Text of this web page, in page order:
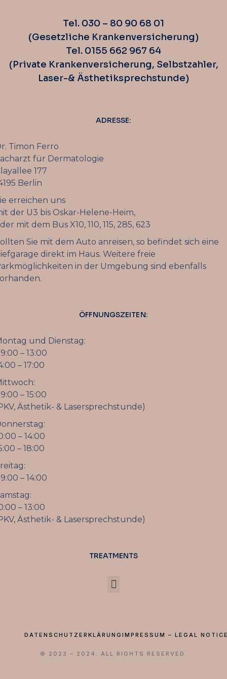
Tel. 030 – 80 90 68 01
(Gesetzliche Krankenversicherung)
Tel. 0155 662 967 64
(Private Krankenversicherung, Selbstzahler,
Laser-& Ästhetiksprechstunde)
ADRESSE:
Timon Ferro
für Dermatologie
177
Berlin
erreichen uns
der U3 bis Oskar-Helene-Heim,
mit dem Bus X10, 110, 115, 285, 623
Sie mit dem Auto anreisen, so befindet sich eine
direkt im Haus. Weitere freie
in der Umgebung sind ebenfalls
ÖFFNUNGSZEITEN:
und Dienstag:
– 13:00
– 17:00
– 15:00
Ästhetik- & Lasersprechstunde)
– 14:00
– 18:00
– 14:00
– 13:00
Ästhetik- & Lasersprechstunde)
TREATMENTS
© 2023 – 2024. ALL RIGHTS RESERVED.
DATENSCHUTZERKLÄRUNG IMPRESSUM – LEGAL